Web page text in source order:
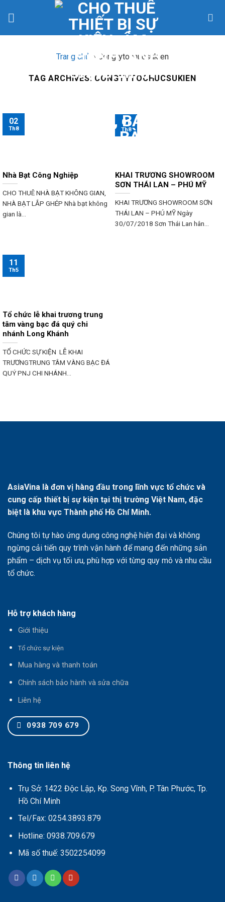
Trang chủ » Congtytochucsukien
TAG ARCHIVES: CONGTYTOCHUCSUKIEN
Nhà Bạt Công Nghiệp
CHO THUÊ NHÀ BẠT KHÔNG GIAN,
NHÀ BẠT LẮP GHÉP Nhà bạt không
gian là...
02
Th8
KHAI TRƯƠNG SHOWROOM
SƠN THÁI LAN – PHÚ MỸ
KHAI TRƯƠNG SHOWROOM SƠN
THÁI LAN – PHÚ MỸ Ngày
30/07/2018 Sơn Thái Lan hân...
01
Th8
Tổ chức lễ khai trương trung
tâm vàng bạc đá quý chi
nhánh Long Khánh
TỔ CHỨC SỰ KIỆN LỄ KHAI
TRƯƠNGTRUNG TÂM VÀNG BẠC ĐÁ
QUÝ PNJ CHI NHÁNH...
11
Th5
AsiaVina là đơn vị hàng đầu trong lĩnh vực tổ chức và
cung cấp thiết bị sự kiện tại thị trường Việt Nam, đặc
biệt là khu vực Thành phố Hồ Chí Minh.
Chúng tôi tự hào ứng dụng công nghệ hiện đại và không
ngừng cải tiến quy trình vận hành để mang đến những sản
phẩm – dịch vụ tối ưu, phù hợp với từng quy mô và nhu cầu
tổ chức.
Hỗ trợ khách hàng
Giới thiệu
Tổ chức sự kiện
Mua hàng và thanh toán
Chính sách bảo hành và sửa chữa
Liên hệ
0938 709 679
Thông tin liên hệ
Trụ Sở: 1422 Độc Lập, Kp. Song Vĩnh, P. Tân Phước, Tp.
Hồ Chí Minh
Tel/Fax: 0254.3893.879
Hotline: 0938.709.679
Mã số thuế: 3502254099